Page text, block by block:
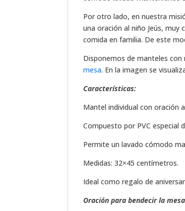
Por otro lado, en nuestra
una oración al niño Jeús,
comida en familia. De este
Disponemos de manteles
mesa. En la imagen se
Características:
Mantel individual con oración
Compuesto por PVC especial
Permite un lavado cómodo
Medidas: 32×45 centímetros.
Ideal como regalo de
Oración para bendecir la